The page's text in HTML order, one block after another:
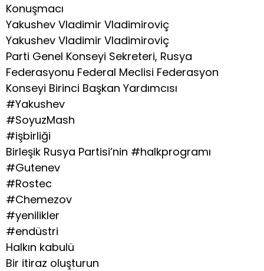
Konuşmacı
Yakushev Vladimir Vladimiroviç
Yakushev Vladimir Vladimiroviç
Parti Genel Konseyi Sekreteri, Rusya
Federasyonu Federal Meclisi Federasyon
Konseyi Birinci Başkan Yardımcısı
#Yakushev
#SoyuzMash
#işbirliği
Birleşik Rusya Partisi’nin #halkprogramı
#Gutenev
#Rostec
#Chemezov
#yenilikler
#endüstri
Halkın kabulü
Bir itiraz oluşturun